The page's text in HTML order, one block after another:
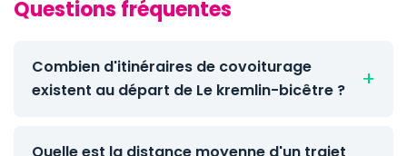
Questions fréquentes
Combien d'itinéraires de covoiturage
existent au départ de Le kremlin-bicêtre ?